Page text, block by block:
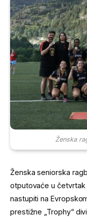
Ženska
Ženska seniorska
otputovaće u četvrtak
nastupiti na
prestižne „Trophy“